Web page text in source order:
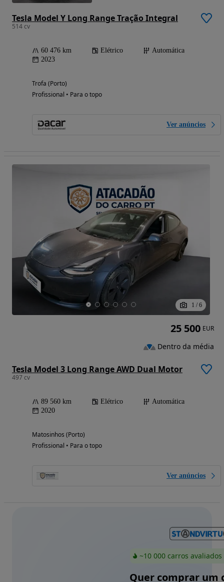
Tesla Model Y Long Range Tração Integral
514 cv
60 476 km Elétrico
Automática
2023
Trofa (Porto)
Profissional • Para o topo
Ver anúncios
1 / 6
Tesla Model 3 Long Range AWD Dual Motor
497 cv
89 560 km Elétrico
Automática
2020
Matosinhos (Porto)
Profissional • Para o topo
Ver anúncios
25 500 EUR
Dentro da média
~10 000 carros
Quer comprar um